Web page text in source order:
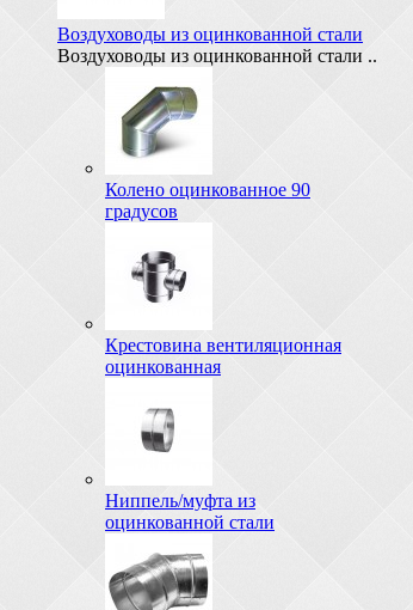
Воздуховоды из оцинкованной стали
Воздуховоды из оцинкованной стали ..
Колено оцинкованное 90
градусов
Крестовина вентиляционная
оцинкованная
Ниппель/муфта из
оцинкованной стали